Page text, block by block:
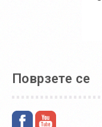
Поврзете се